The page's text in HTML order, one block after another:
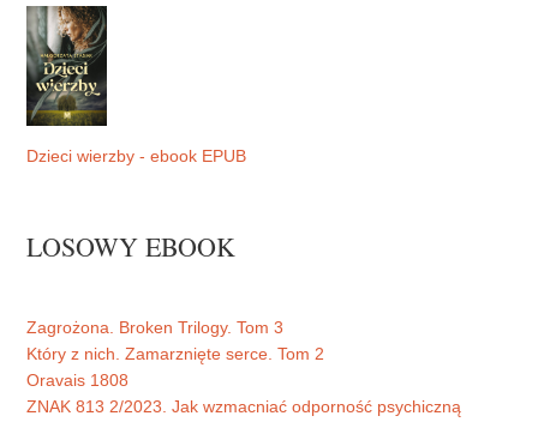
Dzieci wierzby - ebook EPUB
LOSOWY EBOOK
Zagrożona. Broken Trilogy. Tom 3
Który z nich. Zamarznięte serce. Tom 2
Oravais 1808
ZNAK 813 2/2023. Jak wzmacniać odporność psychiczną